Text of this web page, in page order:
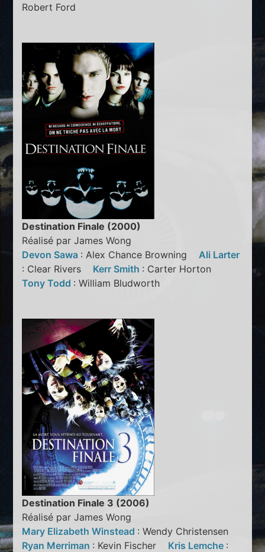
Robert Ford
Destination Finale (2000)
Réalisé par James Wong
Devon Sawa : Alex Chance BrowningAli Larter
: Clear Rivers Kerr Smith : Carter Horton
Tony Todd : William Bludworth
Destination Finale 3 (2006)
Réalisé par James Wong
Mary Elizabeth Winstead : Wendy Christensen
Ryan Merriman : Kevin Fischer Kris Lemche :